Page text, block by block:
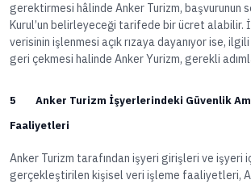
gerektirmesi hâlinde Anker Turizm, başvurunun
Kurul’un belirleyeceği tarifede bir ücret alabilir.
verisinin işlenmesi açık rızaya dayanıyor ise, ilgili
geri çekmesi halinde Anker Yurizm, gerekli
5 Anker Turizm İşyerlerindeki Güvenlik
Faaliyetleri
Anker Turizm tarafından işyeri girişleri ve işyeri
gerçekleştirilen kişisel veri işleme faaliyetleri,